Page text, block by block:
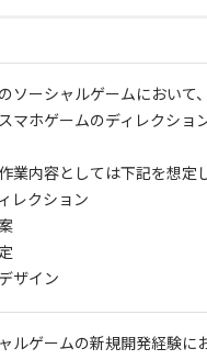
ソーシャルゲームにおいて
マホゲームのディレクショ
業内容としては下記を想定
レクション
ザイン
ルゲームの新規開発経験に